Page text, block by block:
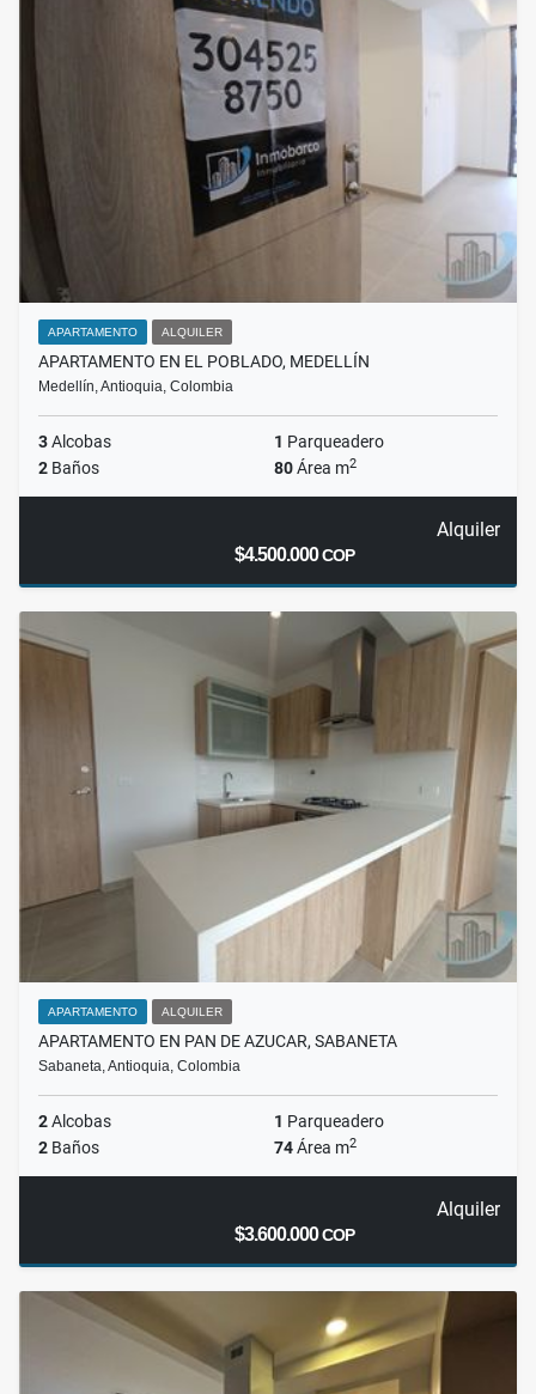
APARTAMENTO ALQUILER
APARTAMENTO EN EL POBLADO, MEDELLÍN
Medellín, Antioquia, Colombia
3Alcobas 1 Parqueadero
2 Baños 80Área m2
Alquiler
$4.500.000COP
APARTAMENTO ALQUILER
APARTAMENTO EN PAN DE AZUCAR, SABANETA
Sabaneta, Antioquia, Colombia
2Alcobas 1 Parqueadero
2 Baños 74Área m2
Alquiler
$3.600.000COP